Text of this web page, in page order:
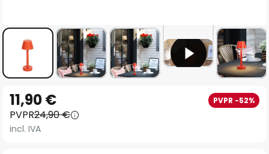
comienzo
de
11,90 € PVPR -52%
PVPR24,90 €
incl. IVA